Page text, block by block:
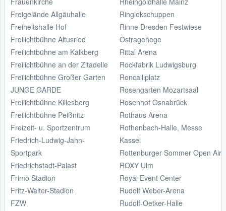
Freigelände Allgäuhalle
Freiheitshalle Hof
Freilichtbühne Altusried
Freilichtbühne am Kalkberg
Freilichtbühne an der Zitadelle
Freilichtbühne Großer Garten
JUNGE GARDE
Freilichtbühne Killesberg
Freilichtbühne Peißnitz
Freizeit- u. Sportzentrum
Friedrich-Ludwig-Jahn-
Sportpark
Friedrichstadt-Palast
Frimo Stadion
Fritz-Walter-Stadion
FZW
Ringlokschuppen
Rinne Dresden Festwiese
Ostragehege
Rittal Arena
Rockfabrik Ludwigsburg
Roncalliplatz
Rosengarten Mozartsaal
Rosenhof Osnabrück
Rothaus Arena
Rothenbach-Halle, Messe
Kassel
Rottenburger Sommer Open Air
ROXY Ulm
Royal Event Center
Rudolf Weber-Arena
Rudolf-Oetker-Halle